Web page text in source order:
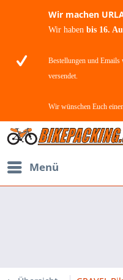
Wir machen
Wir haben bis 16.
Bestellungen und Emails
versendet.
Wir wünschen Euch
Menü